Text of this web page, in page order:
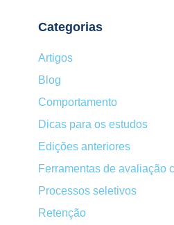
Categorias
Artigos
Blog
Comportamento
Dicas para os estudos
Edições anteriores
Ferramentas de avaliação
Processos seletivos
Retenção